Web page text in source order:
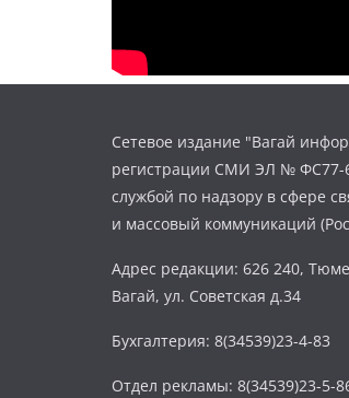
Сетевое издание "Вагай
регистрации СМИ ЭЛ № ФС77-
службой по надзору в сфере
и массовый коммуникаций
Адрес редакции: 626 240,
Вагай, ул. Советская д.34
Бухгалтерия: 8(34539)23-4-83
Отдел рекламы: 8(34539)23-5-